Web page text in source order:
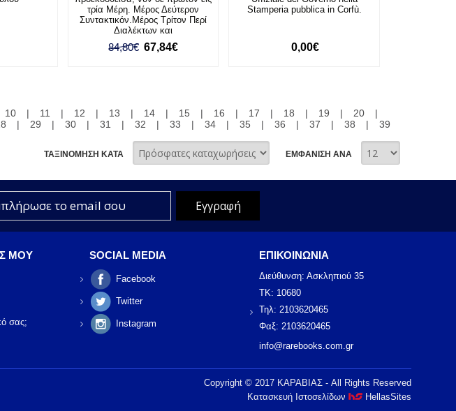
τρία Μέρη. Μέρος Δεύτερον
Συντακτικόν.Μέρος Τρίτον Περί
Διαλέκτων και
84,80€ 67,84€
Stamperia pubblica in Corfù.
0,00€
10 | 11 | 12 | 13 | 14 | 15 | 16 | 17 | 18 | 19 | 20
|
| 29 | 30 | 31 | 32 | 33 | 34 | 35 | 36 | 37 | 38 |
39
ΕΜΦΑΝΙΣΗ ΑΝΑ
ΤΑΞΙΝΟΜΗΣΗ ΚΑΤΑ
ΜΟΥ
σας;
SOCIAL MEDIA
Facebook
Twitter
Instagram
ΕΠΙΚΟΙΝΩΝΙΑ
Διεύθυνση: Ασκληπιού 35
ΤΚ: 10680
Τηλ: 2103620465
Φαξ: 2103620465
info@rarebooks.com.gr
Copyright © 2017 ΚΑΡΑΒΙΑΣ - All Rights Reserved
Κατασκευή Ιστοσελίδων
HellasSites